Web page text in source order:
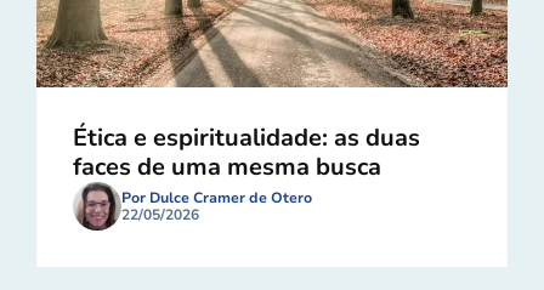
Ética e espiritualidade: as duas
faces de uma mesma busca
Por Dulce Cramer de Otero
22/05/2026